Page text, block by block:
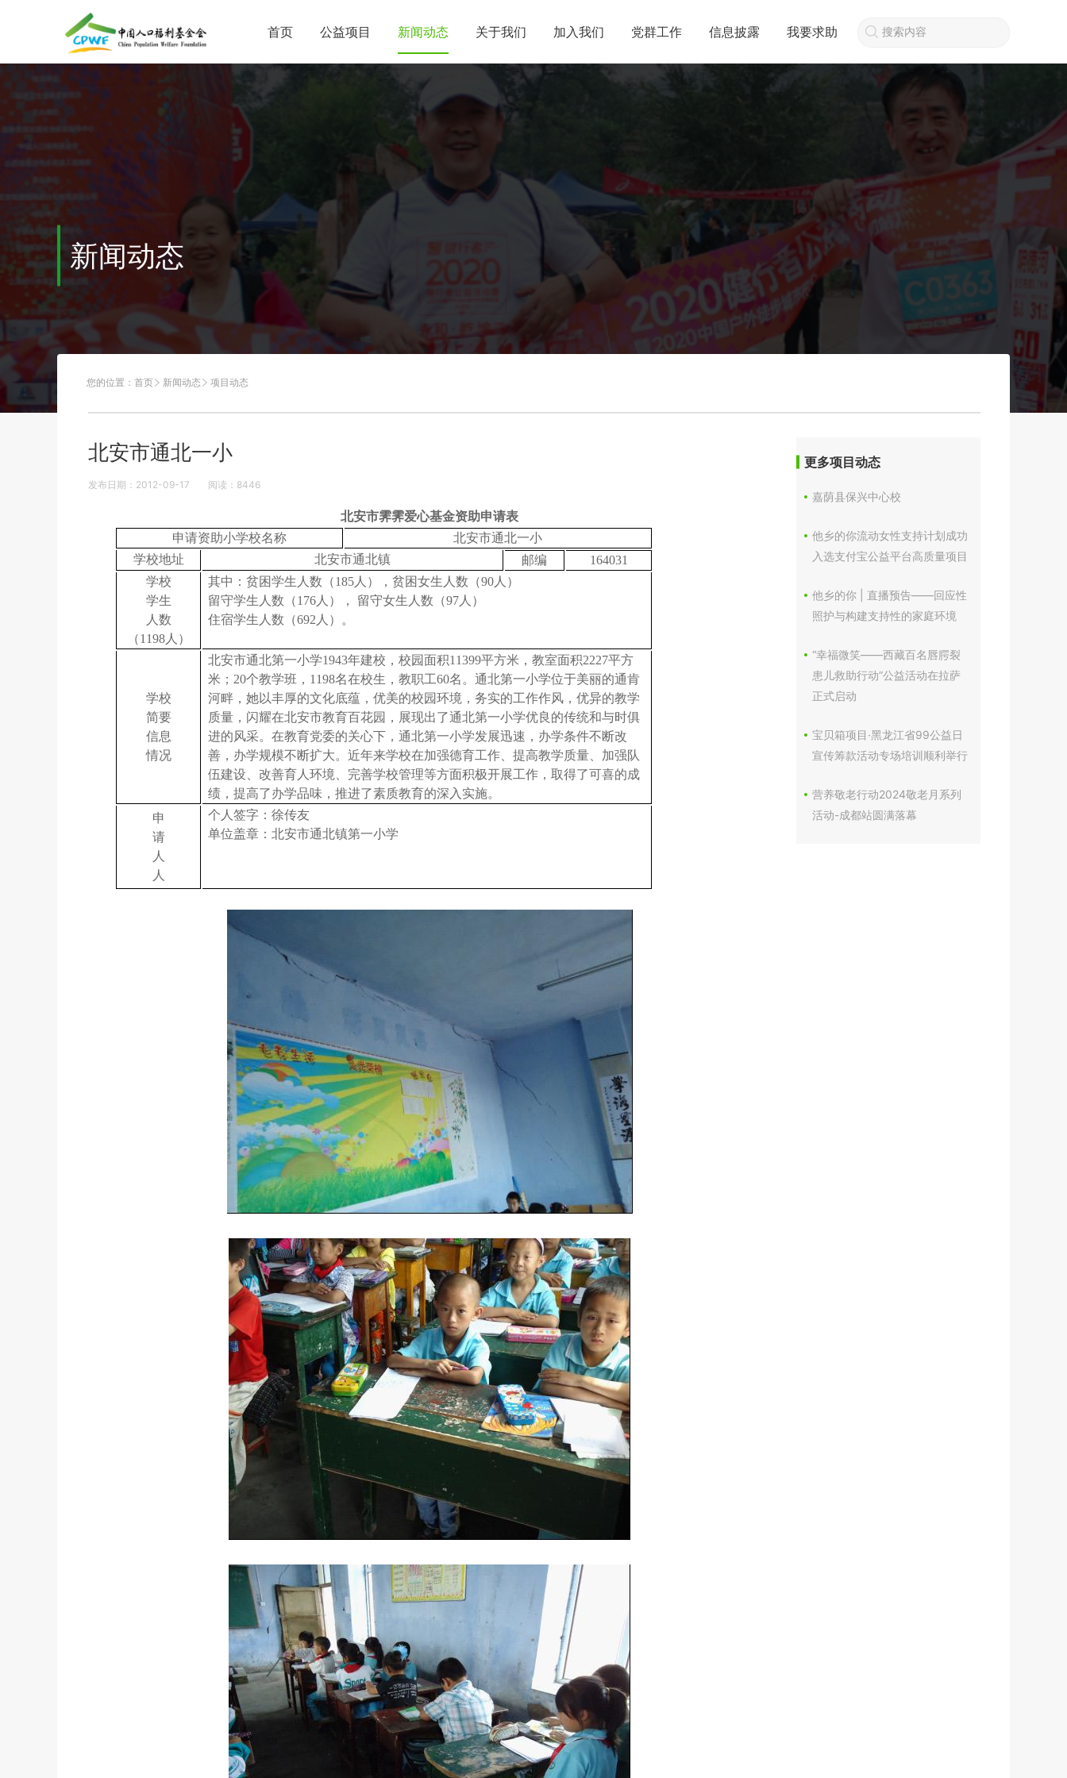
首页 公益项目 新闻动态 关于我们 加入我们 党群工作 信息披露 我要求助
新闻动态
您的位置： 首页 新闻动态 项目动态
北安市通北一小
发布日期：2012-09-17 阅读： 8446
北安市霁霁爱心基金资助申请表
申请资助小学校名称
北安市通北一小
学校地址
北安市通北镇 邮编
164031
学校
学生
人数
（1198人）
其中：贫困学生人数（185人），贫困女生人数（90人）
留守学生人数（176人）， 留守女生人数（97人）
住宿学生人数（692人）。
学校
简要
信息
情况
北安市通北第一小学1943年建校，校园面积11399平方米，教室面积2227平方
米；20个教学班，1198名在校生，教职工60名。 通北第一小学位于美丽的通肯
河畔，她以丰厚的文化底蕴，优美的校园环境，务实的工作作风，优异的教学
质量，闪耀在北安市教育百花园，展现出了通北第一小学优良的传统和与时俱
进的风采。在教育党委的关心下，通北第一小学发展迅速，办学条件不断改
善，办学规模不断扩大。近年来学校在加强德育工作、提高教学质量、加强队
伍建设、改善育人环境、完善学校管理等方面积极开展工作，取得了可喜的成
绩，提高了办学品味，推进了素质教育的深入实施。
申
请
人
人
个人签字：徐传友
单位盖章：北安市通北镇第一小学
更多项目动态
嘉荫县保兴中心校
他乡的你流动女性支持计划成功
入选支付宝公益平台高质量项目
他乡的你 | 直播预告——回应性
照护与构建支持性的家庭环境
“幸福微笑——西藏百名唇腭裂
患儿救助行动”公益活动在拉萨
正式启动
宝贝箱项目·黑龙江省99公益日
宣传筹款活动专场培训顺利举行
营养敬老行动2024敬老月系列
活动-成都站圆满落幕